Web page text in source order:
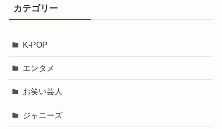
カテゴリー
K-POP
エンタメ
お笑い芸人
ジャニーズ